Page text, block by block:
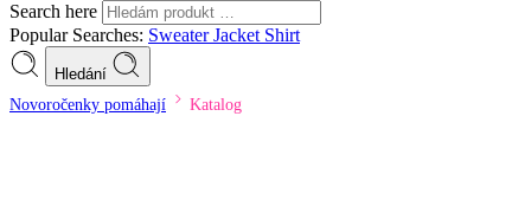
Search here
Popular Searches: SweaterJacket Shirt
Hledání
Novoročenky pomáhají Katalog